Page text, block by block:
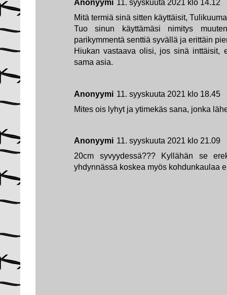
Anonyymi 11. syyskuuta 2021 klo 14.12
Mitä termiä sinä sitten käyttäisit,
Tuo sinun käyttämäsi nimitys
parikymmentä senttiä syvällä ja erittäin
Hiukan vastaava olisi, jos sinä inttäisit,
sama asia.
Anonyymi 11. syyskuuta 2021 klo 18.45
Mites ois lyhyt ja ytimekäs sana, jonka
Anonyymi 11. syyskuuta 2021 klo 21.09
20cm syvyydessä??? Kyllähän se
yhdynnässä koskea myös kohdunkaulaa